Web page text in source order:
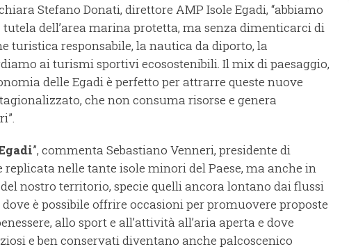
Stefano Donati, direttore AMP Isole Egadi, “abbiamo
dell’area marina protetta, ma senza dimenticarci di
turistica responsabile, la nautica da diporto, la
ai turismi sportivi ecosostenibili. Il mix di paesaggio,
delle Egadi è perfetto per attrarre queste nuove
che non consuma risorse e genera
”, commenta Sebastiano Venneri, presidente di
replicata nelle tante isole minori del Paese, ma anche in
nostro territorio, specie quelli ancora lontano dai flussi
è possibile offrire occasioni per promuovere proposte
allo sport e all’attività all’aria aperta e dove
e ben conservati diventano anche palcoscenico